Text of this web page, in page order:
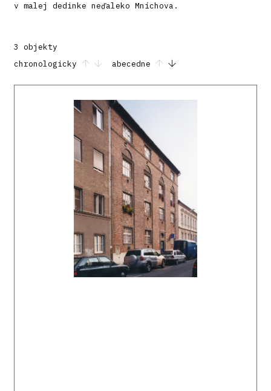
v malej dedinke neďaleko Mníchova.
3 objekty
chronologicky
abecedne